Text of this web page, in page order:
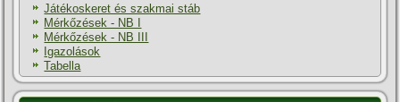
Játékoskeret és szakmai stáb
Mérkőzések - NB I
Mérkőzések - NB III
Igazolások
Tabella